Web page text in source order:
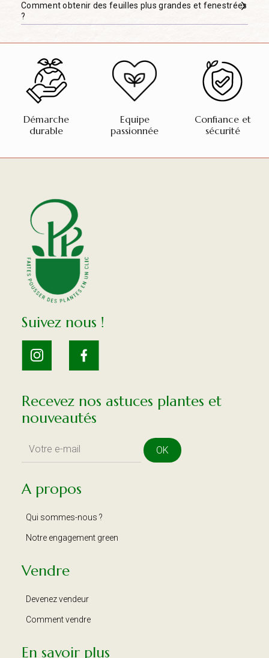
Comment obtenir des feuilles plus grandes et fenestrées
?
Démarche
durable
Equipe
passionnée
Confiance et
sécurité
Suivez nous !
Recevez nos astuces plantes et
nouveautés
OK
A propos
Qui sommes-nous ?
Notre engagement green
Vendre
Devenez vendeur
Comment vendre
En savoir plus